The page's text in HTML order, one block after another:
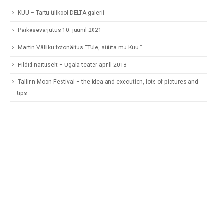
KUU – Tartu ülikool DELTA galerii
Päikesevarjutus 10. juunil 2021
Martin Välliku fotonäitus “Tule, süüta mu Kuu!”
Pildid näituselt – Ugala teater aprill 2018
Tallinn Moon Festival – the idea and execution, lots of pictures and
tips